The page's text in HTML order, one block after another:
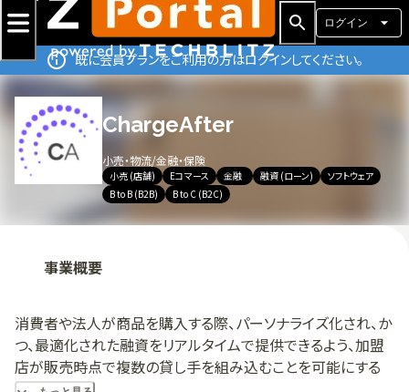
ログイン
既に会員プランをご利用の方はログインしてください。
ChargeAfter
小売・物流/金融・保険
小売 (店舗) Eコマース 金融 融資 (ローン)
ソフトウェア
B to B (B2B)
B to C (B2C)
事業概要
消費者や法人が商品を購入する際、パーソナライズ化され、か
つ、最適化された融資をリアルタイムで提供できるよう、加盟
店が販売時点で複数の貸し手を組み込むことを可能にする